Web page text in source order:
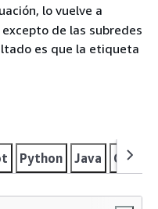
lo vuelve a
de las subredes
es que la etiqueta
Python Java C#